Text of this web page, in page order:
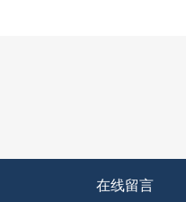
在线留言